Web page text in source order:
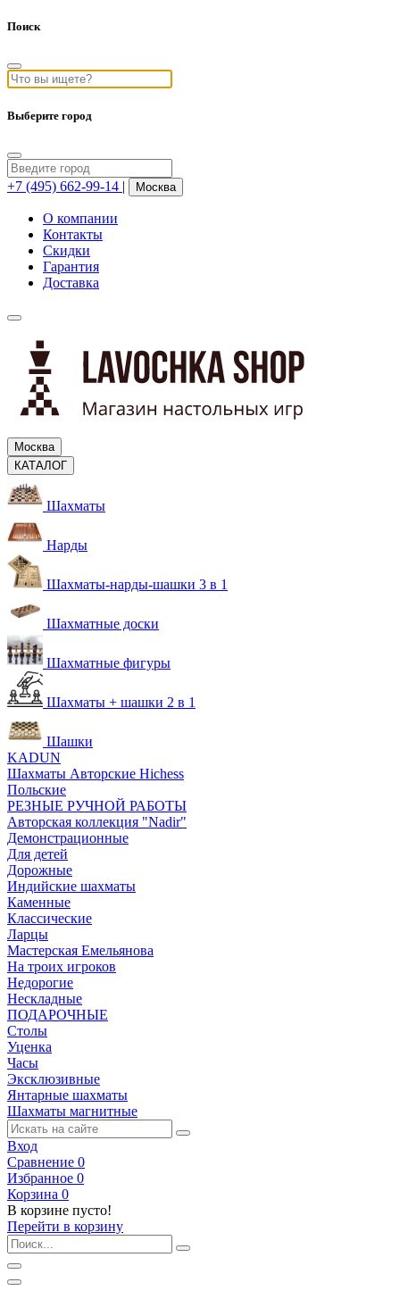
Поиск
Выберите город
+7 (495) 662-99-14 | Москва
О компании
Контакты
Скидки
Гарантия
Доставка
Москва
КАТАЛОГ
Шахматы
Нарды
Шахматы-нарды-шашки 3 в 1
Шахматные доски
Шахматные фигуры
Шахматы + шашки 2 в 1
Шашки
KADUN
Шахматы Авторские Hichess
Польские
РЕЗНЫЕ РУЧНОЙ РАБОТЫ
Авторская коллекция "Nadir"
Демонстрационные
Для детей
Дорожные
Индийские шахматы
Каменные
Классические
Ларцы
Мастерская Емельянова
На троих игроков
Недорогие
Нескладные
ПОДАРОЧНЫЕ
Столы
Уценка
Часы
Эксклюзивные
Янтарные шахматы
Шахматы магнитные
Вход
Сравнение 0
Избранное 0
Корзина 0
В корзине пусто!
Перейти в корзину